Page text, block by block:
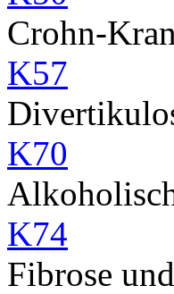
Crohn-
K57
K70
K74
Fibrose